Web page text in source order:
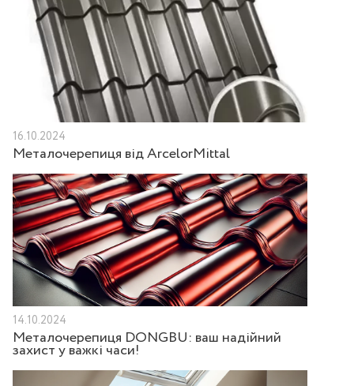
16.10.2024
Металочерепиця від ArcelorMittal
14.10.2024
Металочерепиця DONGBU: ваш надійний
захист у важкі часи!